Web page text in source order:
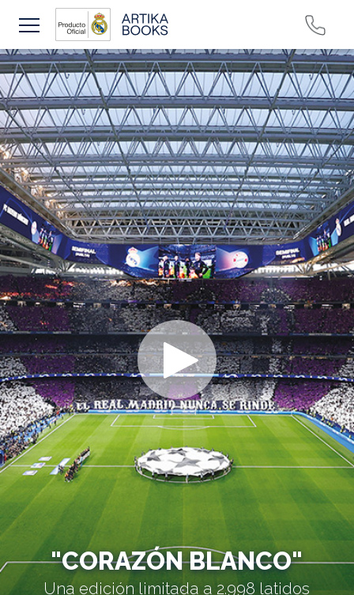
"CORAZÓN BLANCO"
Una edición limitada a 2.998 latidos